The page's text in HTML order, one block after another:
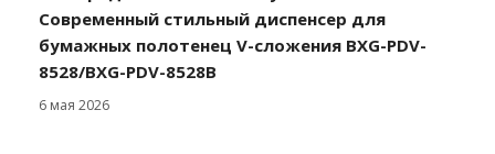
Современный стильный диспенсер для
бумажных полотенец V-сложения BXG-PDV-
8528/BXG-PDV-8528В
6 мая 2026